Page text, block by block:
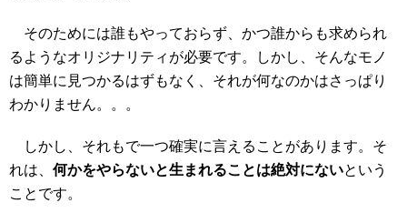
そのためには誰もやっておらず、かつ誰からも求められ
るようなオリジナリティが必要です。しかし、そんなモノ
は簡単に見つかるはずもなく、それが何なのかはさっぱり
わかりません。。。
しかし、それもで一つ確実に言えることがあります。そ
れは、 何かをやらないと生まれることは絶対にないという
ことです。